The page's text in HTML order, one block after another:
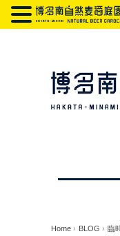
Home › BLOG › 臨